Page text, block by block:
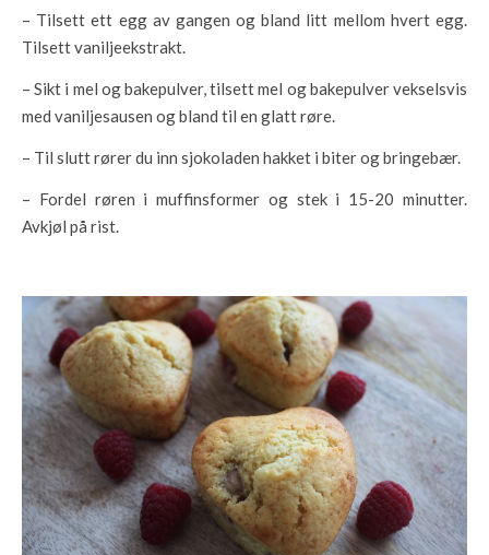
– Tilsett ett egg av gangen og bland litt mellom hvert egg.
Tilsett vaniljeekstrakt.
– Sikt i mel og bakepulver, tilsett mel og bakepulver vekselsvis
med vaniljesausen og bland til en glatt røre.
– Til slutt rører du inn sjokoladen hakket i biter og bringebær.
– Fordel røren i muffinsformer og stek i 15-20 minutter.
Avkjøl på rist.